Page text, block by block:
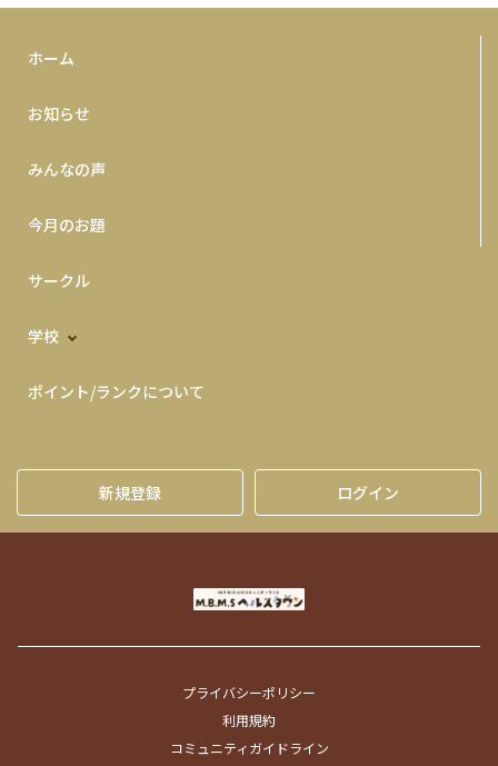
ホーム
お知らせ
みんなの声
今月のお題
サークル
学校
ポイント/ランクについて
新規登録 ログイン
プライバシーポリシー
利用規約
コミュニティガイドライン